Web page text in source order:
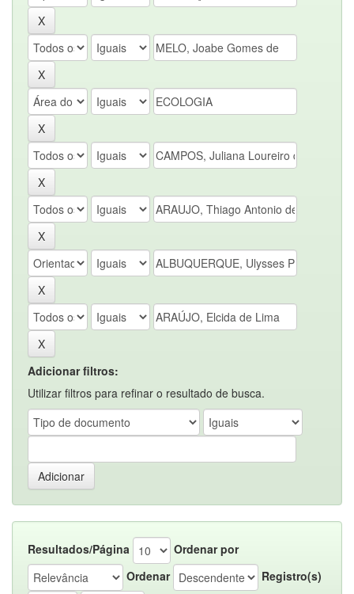
Adicionar filtros:
Utilizar filtros para refinar o resultado de busca.
Resultados/Página
Ordenar por
Ordenar
Registro(s)